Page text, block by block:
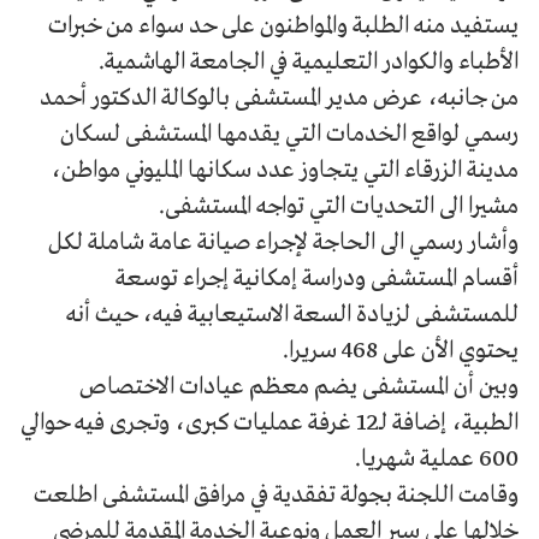
يستفيد منه الطلبة والمواطنون على حد سواء من خبرات
الأطباء والكوادر التعليمية في الجامعة الهاشمية.
من جانبه، عرض مدير المستشفى بالوكالة الدكتور أحمد
رسمي لواقع الخدمات التي يقدمها المستشفى لسكان
مدينة الزرقاء التي يتجاوز عدد سكانها المليوني مواطن،
مشيرا الى التحديات التي تواجه المستشفى.
وأشار رسمي الى الحاجة لإجراء صيانة عامة شاملة لكل
أقسام المستشفى ودراسة إمكانية إجراء توسعة
للمستشفى لزيادة السعة الاستيعابية فيه، حيث أنه
يحتوي الأن على 468 سريرا.
وبين أن المستشفى يضم معظم عيادات الاختصاص
الطبية، إضافة لـ12 غرفة عمليات كبرى، وتجرى فيه حوالي
600 عملية شهريا.
وقامت اللجنة بجولة تفقدية في مرافق المستشفى اطلعت
خلالها على سير العمل ونوعية الخدمة المقدمة للمرضى